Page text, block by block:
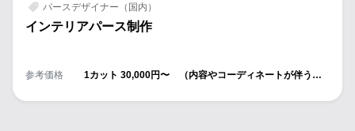
パースデザイナー（国内）
インテリアパース制作
参考価格
1カット 30,000円〜 （内容やコーディネートが伴うか